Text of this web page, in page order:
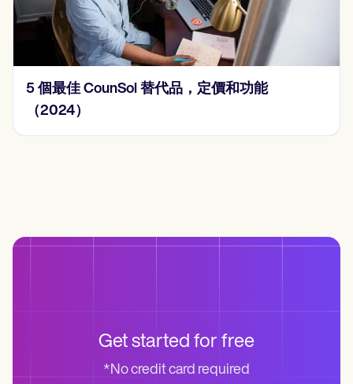
2024 年的 15 個 SOAP 筆記示例
Get started for free
*No credit card required